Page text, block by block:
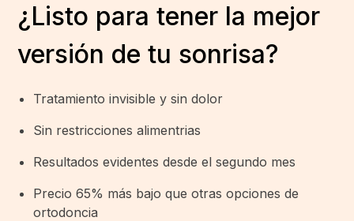
¿Listo para tener la mejor
versión de tu sonrisa?
Tratamiento invisible y sin dolor
Sin restricciones alimentrias
Resultados evidentes desde el segundo mes
Precio 65% más bajo que otras opciones de
ortodoncia